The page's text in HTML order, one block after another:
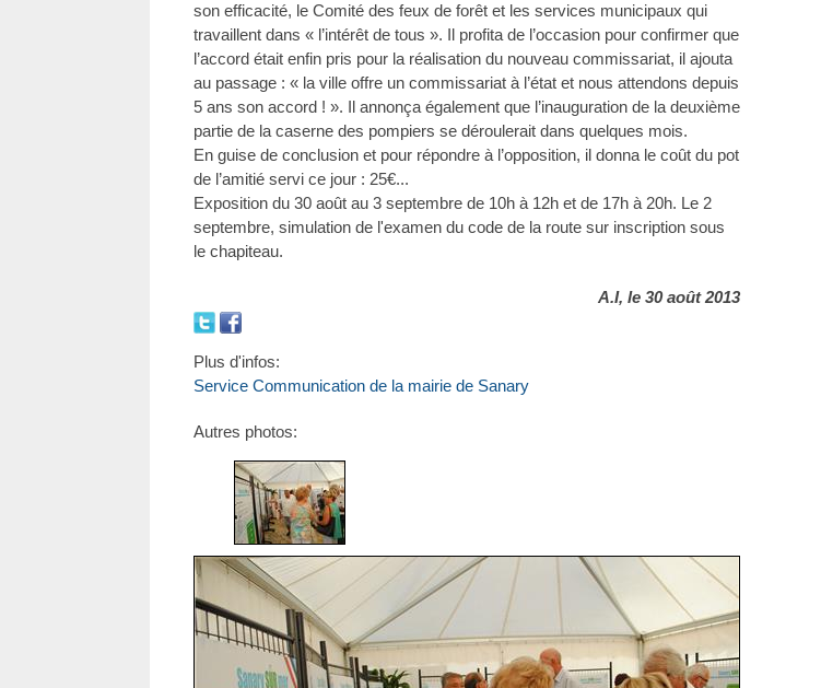
son efficacité, le Comité des feux de forêt et les services municipaux qui
travaillent dans « l’intérêt de tous ». Il profita de l’occasion pour confirmer que
l’accord était enfin pris pour la réalisation du nouveau commissariat, il ajouta
au passage : « la ville offre un commissariat à l’état et nous attendons depuis
5 ans son accord ! ». Il annonça également que l’inauguration de la deuxième
partie de la caserne des pompiers se déroulerait dans quelques mois.
En guise de conclusion et pour répondre à l’opposition, il donna le coût du pot
de l’amitié servi ce jour : 25€...
Exposition du 30 août au 3 septembre de 10h à 12h et de 17h à 20h. Le 2
septembre, simulation de l'examen du code de la route sur inscription sous
le chapiteau.
A.I, le 30 août 2013
Plus d'infos:
Service Communication de la mairie de Sanary
Autres photos: